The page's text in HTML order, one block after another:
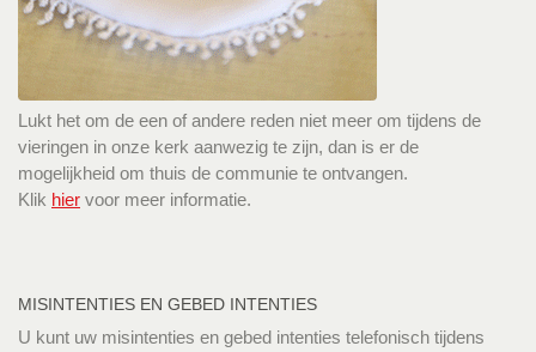
Lukt het om de een of andere reden niet meer om tijdens de
vieringen in onze kerk aanwezig te zijn, dan is er de
mogelijkheid om thuis de communie te ontvangen.
Klik hier voor meer informatie.
MISINTENTIES EN GEBED INTENTIES
U kunt uw misintenties en gebed intenties telefonisch tijdens